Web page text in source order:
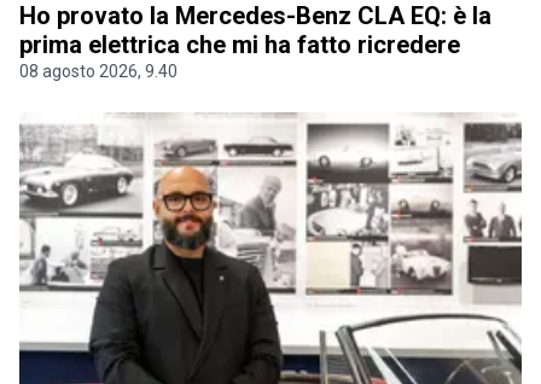
Ho provato la Mercedes-Benz CLA EQ: è la
prima elettrica che mi ha fatto ricredere
08 agosto 2026, 9.40